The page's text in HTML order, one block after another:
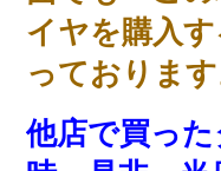
イヤを購入
っておりま
他店で買っ